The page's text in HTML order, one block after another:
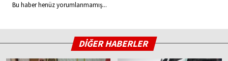
Bu haber henüz yorumlanmamış...
DİĞER HABERLER